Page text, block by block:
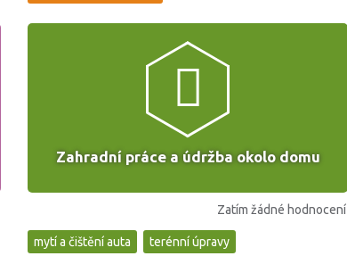
Zahradní práce a údržba okolo domu
Zatím žádné hodnocení
mytí a čištění auta terénní úpravy